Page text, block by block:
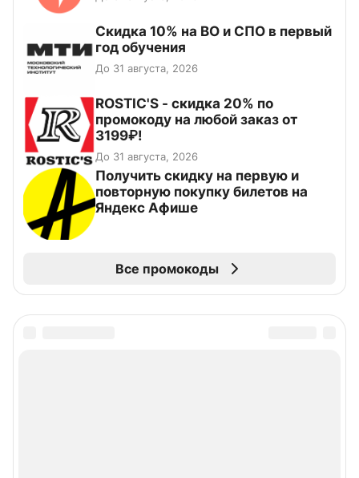
Скидка 10% на ВО и СПО в первый
год обучения
До 31 августа, 2026
ROSTIC'S - скидка 20% по
промокоду на любой заказ от
3199₽!
До 31 августа, 2026
Получить скидку на первую и
повторную покупку билетов на
Яндекс Афише
Все промокоды